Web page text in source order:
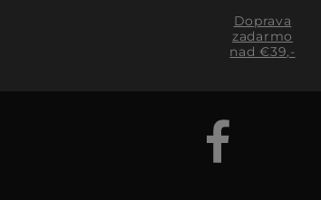
Doprava
zadarmo
nad €39,-